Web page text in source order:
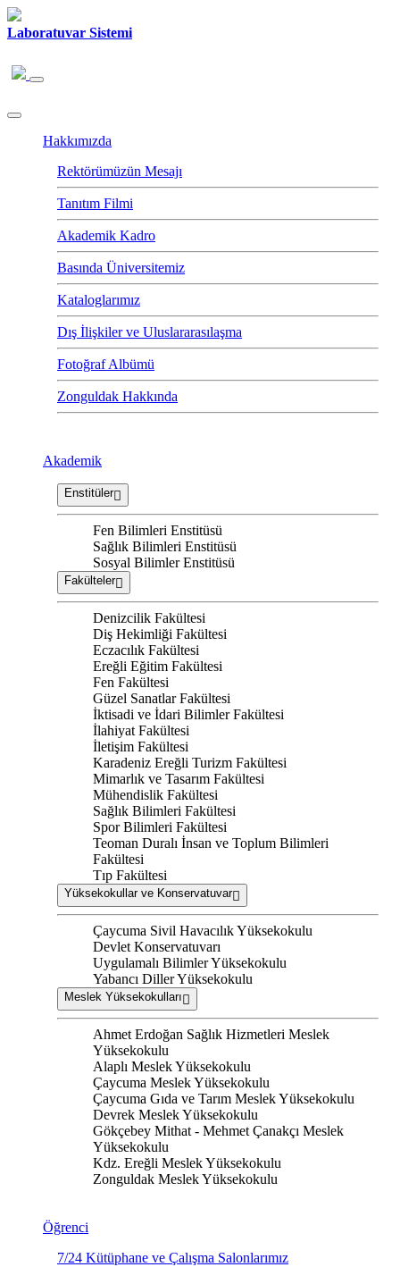
Laboratuvar Sistemi
Hakkımızda
Rektörümüzün Mesajı
Tanıtım Filmi
Akademik Kadro
Basında Üniversitemiz
Kataloglarımız
Dış İlişkiler ve Uluslararasılaşma
Fotoğraf Albümü
Zonguldak Hakkında
Akademik
Enstitüler
Fen Bilimleri Enstitüsü
Sağlık Bilimleri Enstitüsü
Sosyal Bilimler Enstitüsü
Fakülteler
Denizcilik Fakültesi
Diş Hekimliği Fakültesi
Eczacılık Fakültesi
Ereğli Eğitim Fakültesi
Fen Fakültesi
Güzel Sanatlar Fakültesi
İktisadi ve İdari Bilimler Fakültesi
İlahiyat Fakültesi
İletişim Fakültesi
Karadeniz Ereğli Turizm Fakültesi
Mimarlık ve Tasarım Fakültesi
Mühendislik Fakültesi
Sağlık Bilimleri Fakültesi
Spor Bilimleri Fakültesi
Teoman Duralı İnsan ve Toplum Bilimleri
Fakültesi
Tıp Fakültesi
Yüksekokullar ve Konservatuvar
Çaycuma Sivil Havacılık Yüksekokulu
Devlet Konservatuvarı
Uygulamalı Bilimler Yüksekokulu
Yabancı Diller Yüksekokulu
Meslek Yüksekokulları
Ahmet Erdoğan Sağlık Hizmetleri Meslek
Yüksekokulu
Alaplı Meslek Yüksekokulu
Çaycuma Meslek Yüksekokulu
Çaycuma Gıda ve Tarım Meslek Yüksekokulu
Devrek Meslek Yüksekokulu
Gökçebey Mithat - Mehmet Çanakçı Meslek
Yüksekokulu
Kdz. Ereğli Meslek Yüksekokulu
Zonguldak Meslek Yüksekokulu
Öğrenci
7/24 Kütüphane ve Çalışma Salonlarımız